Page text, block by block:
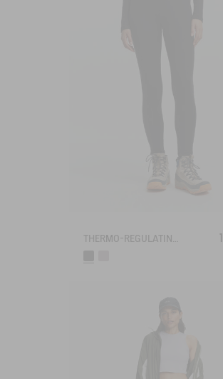
THERMO-REGULATING LEGGING